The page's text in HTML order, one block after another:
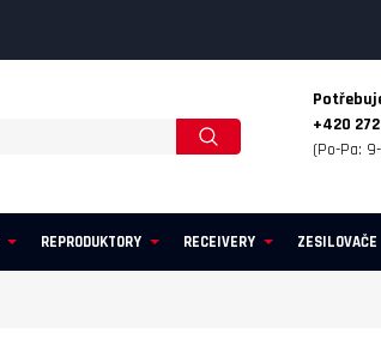
+420
(Po-Pa:
REPRODUKTORY RECEIVERY ZESILOVAČE